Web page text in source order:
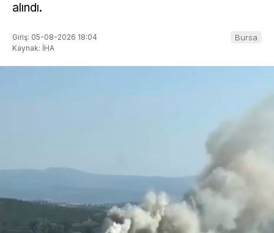
alındı.
Giriş: 05-08-2026 18:04
Kaynak: İHA
Bursa